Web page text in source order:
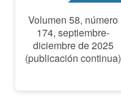
Volumen 58, número
174, septiembre-
diciembre de 2025
(publicación continua)